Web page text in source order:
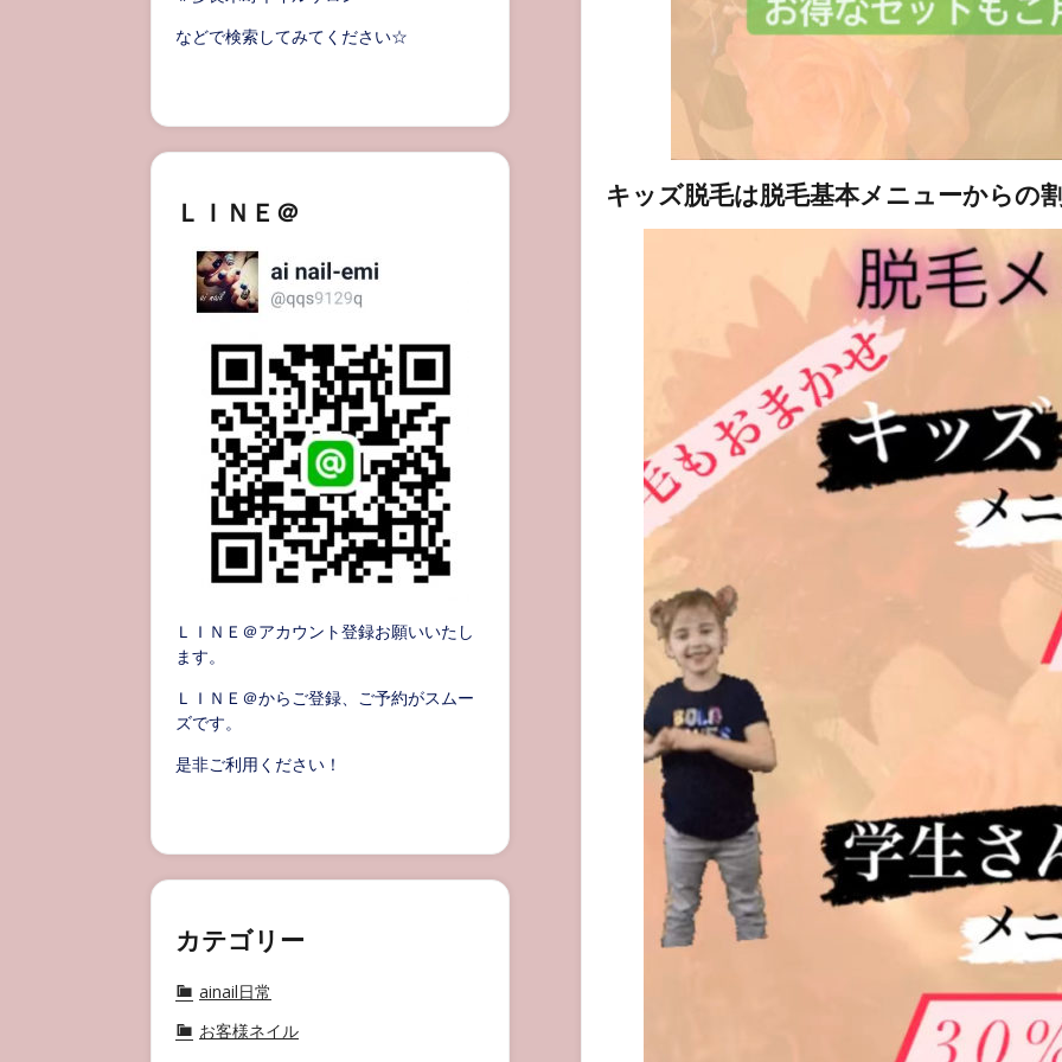
キッズ脱毛は脱毛基本メニューからの
などで検索してみてください☆
ＬＩＮＥ＠
ＬＩＮＥ＠アカウント登録お願いいたし
ます。
ＬＩＮＥ＠からご登録、ご予約がスムー
ズです。
是非ご利用ください！
カテゴリー
ainail日常
お客様ネイル